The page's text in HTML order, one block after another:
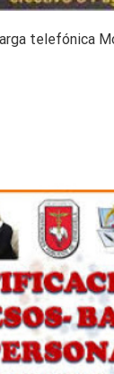
telefónica